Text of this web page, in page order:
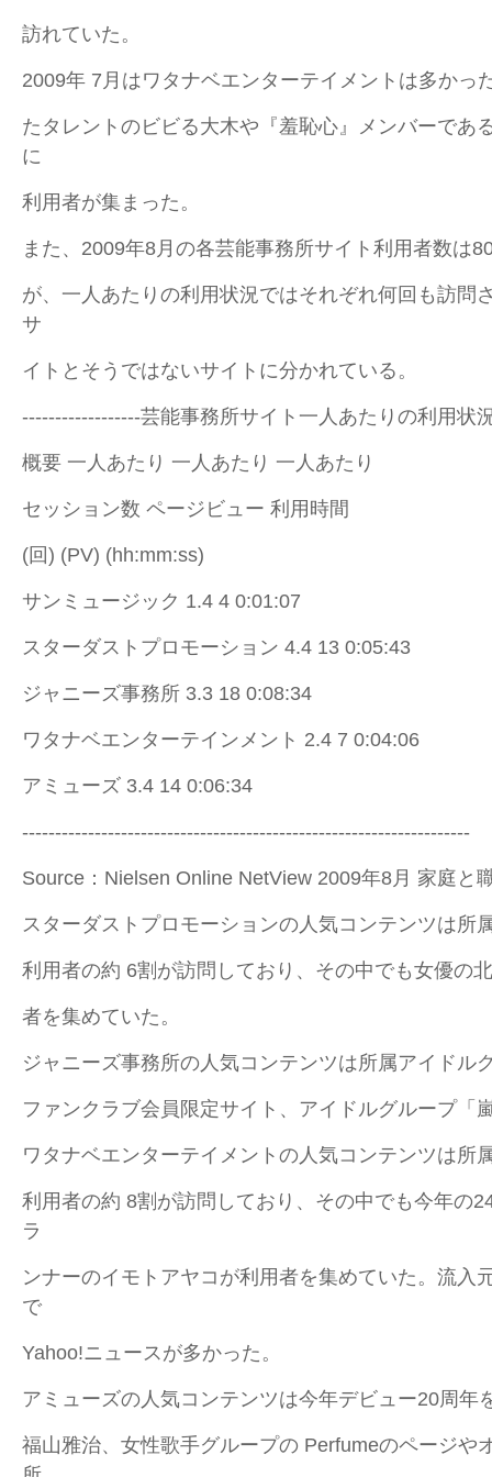
訪れていた。
2009年 7月はワタナベエンターテイメントは多かっ
たタレントのビビる大木や『羞恥心』メンバーであ
に
利用者が集まった。
また、2009年8月の各芸能事務所サイト利用者数は
が、一人あたりの利用状況ではそれぞれ何回も訪問
サ
イトとそうではないサイトに分かれている。
------------------芸能事務所サイト一人あたりの利用状
概要 一人あたり 一人あたり 一人あたり
セッション数 ページビュー 利用時間
(回) (PV) (hh:mm:ss)
サンミュージック 1.4 4 0:01:07
スターダストプロモーション 4.4 13 0:05:43
ジャニーズ事務所 3.3 18 0:08:34
ワタナベエンターテインメント 2.4 7 0:04:06
アミューズ 3.4 14 0:06:34
--------------------------------------------------------------------
Source：Nielsen Online NetView 2009年8月 家庭と
スターダストプロモーションの人気コンテンツは所
利用者の約 6割が訪問しており、その中でも女優の
者を集めていた。
ジャニーズ事務所の人気コンテンツは所属アイドル
ファンクラブ会員限定サイト、アイドルグループ「
ワタナベエンターテイメントの人気コンテンツは所
利用者の約 8割が訪問しており、その中でも今年の
ラ
ンナーのイモトアヤコが利用者を集めていた。流入
で
Yahoo!ニュースが多かった。
アミューズの人気コンテンツは今年デビュー20周年
福山雅治、女性歌手グループの Perfumeのページや